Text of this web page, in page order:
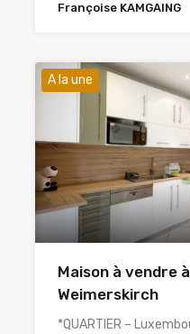
Françoise KAMGAING
A la une
Maison à vendre
Weimerskirch
*QUARTIER –